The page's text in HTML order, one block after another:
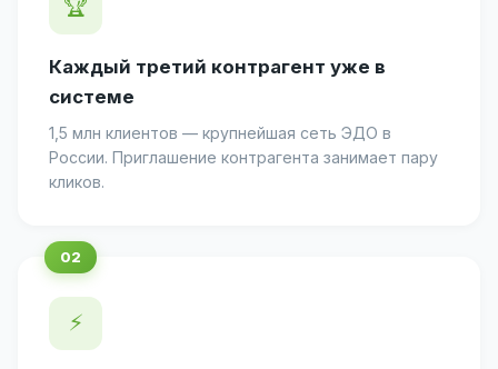
🏆
Каждый третий контрагент уже в
системе
1,5 млн клиентов — крупнейшая сеть ЭДО в
России. Приглашение контрагента занимает пару
кликов.
⚡